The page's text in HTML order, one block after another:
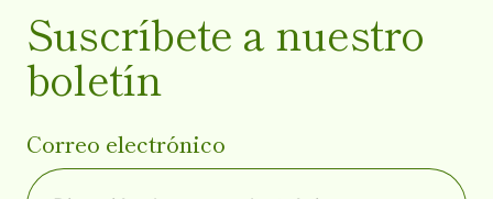
Suscríbete a nuestro
boletín
Correo electrónico